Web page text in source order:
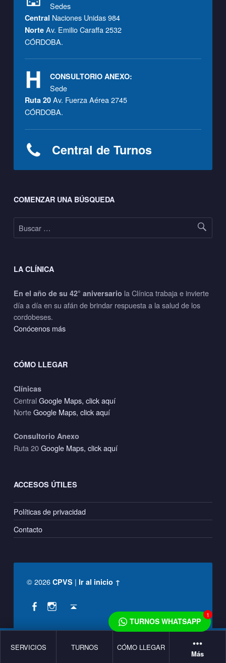
SERVICIOS TURNOS CÓMO LLEGAR
Más
Sedes
Central Naciones Unidas 984
Norte Av. Emilio Caraffa 2532
CÓRDOBA.
CONSULTORIO ANEXO:
Sede
Ruta 20Av. Fuerza Aérea 2745
CÓRDOBA.
Central de Turnos
COMENZAR UNA BÚSQUEDA
Buscar:
LA CLÍNICA
En el año de su 42° aniversario la Clínica trabaja e invierte
día a día en su afán de brindar respuesta a la salud de los
cordobeses.
Conócenos más
CÓMO LLEGAR
Clínicas
CentralGoogle Maps, click aquí
NorteGoogle Maps, click aquí
Consultorio Anexo
Ruta 20Google Maps, click aquí
ACCESOS ÚTILES
Políticas de privacidad
Contacto
© 2026 CPVS| Ir al inicio ↑
Social Menu
TURNOS WHATSAPP
1